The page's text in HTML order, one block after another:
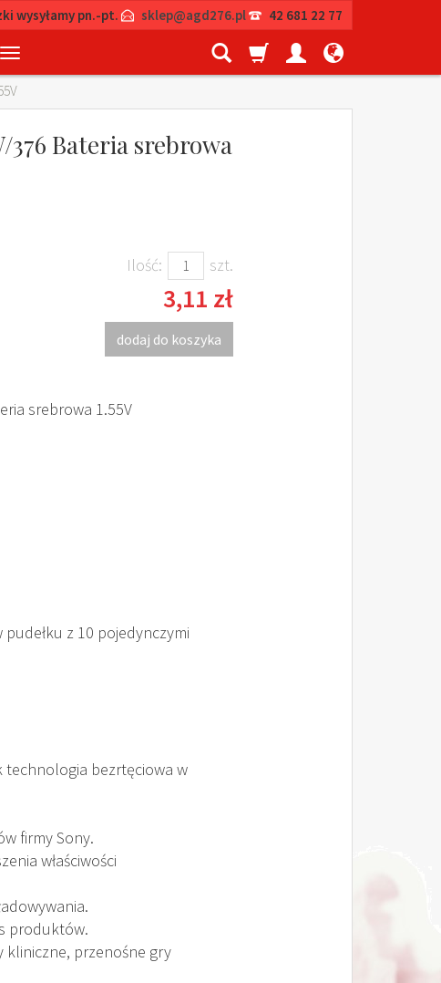
wysyłamy pn.-pt. sklep@agd276.pl 42 681 22 77
376 Bateria srebrowa
Ilość:
szt.
3,11 zł
dodaj do koszyka
srebrowa 1.55V
z 10 pojedynczymi
technologia bezrtęciowa w
firmy Sony.
właściwości
produktów.
przenośne gry